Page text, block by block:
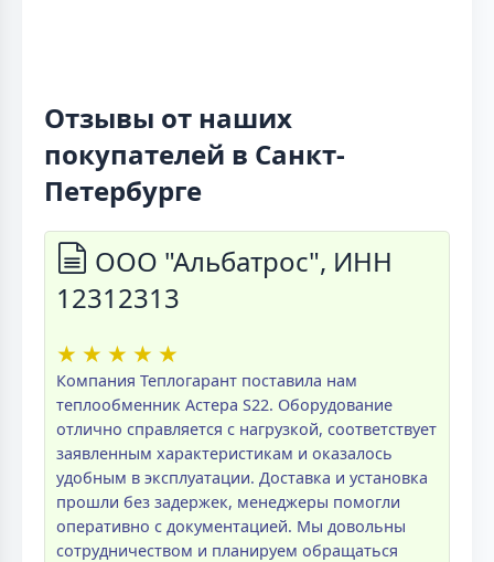
Отзывы от наших
покупателей в Санкт-
Петербурге
ООО "Альбатрос", ИНН
12312313
★ ★ ★ ★ ★
Компания Теплогарант поставила нам
теплообменник Астера S22. Оборудование
отлично справляется с нагрузкой, соответствует
заявленным характеристикам и оказалось
удобным в эксплуатации. Доставка и установка
прошли без задержек, менеджеры помогли
оперативно с документацией. Мы довольны
сотрудничеством и планируем обращаться